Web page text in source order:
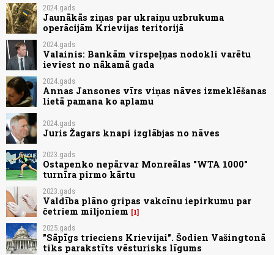
2024.gads
Jaunākās ziņas par ukraiņu uzbrukuma
operācijām Krievijas teritorijā
2024.gads
Valainis: Bankām virspeļņas nodokli varētu
ieviest no nākamā gada
2024.gads
Annas Jansones vīrs viņas nāves izmeklēšanas
lietā pamana ko aplamu
2024.gads
Juris Žagars knapi izglābjas no nāves
2023.gads
Ostapenko nepārvar Monreālas "WTA 1000"
turnīra pirmo kārtu
2023.gads
Valdība plāno gripas vakcīnu iepirkumu par
četriem miljoniem
1
2025.gads
"Sāpīgs trieciens Krievijai". Šodien Vašingtonā
tiks parakstīts vēsturisks līgums